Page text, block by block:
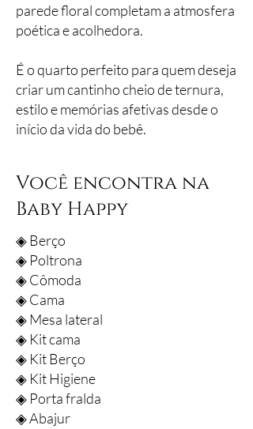
parede floral completam a atmosfera
poética e acolhedora.
É o quarto perfeito para quem deseja
criar um cantinho cheio de ternura,
estilo e memórias afetivas desde o
início da vida do bebê.
Você encontra na
Baby Happy
◈ Berço
◈ Poltrona
◈ Cômoda
◈ Cama
◈ Mesa lateral
◈ Kit cama
◈ Kit Berço
◈ Kit Higiene
◈ Porta fralda
◈ Abajur